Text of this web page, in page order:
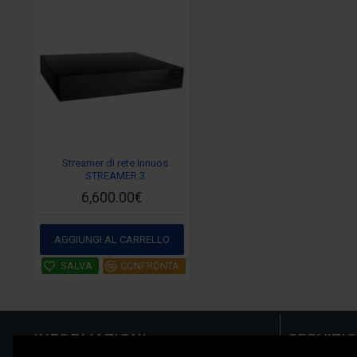
Streamer di rete Innuos
STREAMER 3
6,600.00€
AGGIUNGI AL CARRELLO
SALVA CONFRONTA
INFORMAZIONI